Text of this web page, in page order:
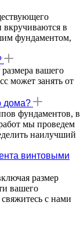
в
фундаментом,
вашего
может занять от
дома?
фундаментов, в
мы проведем
наилучший
винтовыми
размер
вашего
с нами